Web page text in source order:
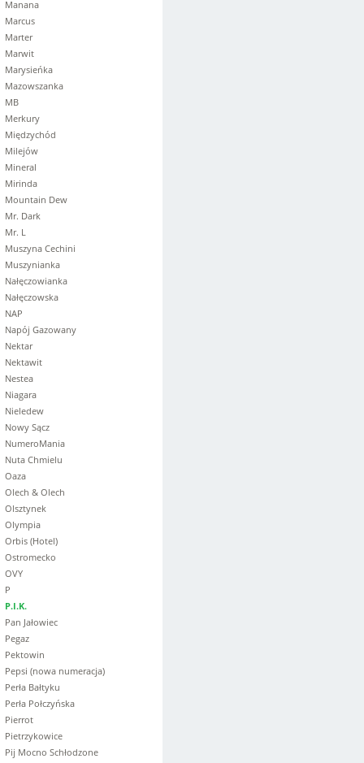
Manana
Marcus
Marter
Marwit
Marysieńka
Mazowszanka
MB
Merkury
Międzychód
Milejów
Mineral
Mirinda
Mountain Dew
Mr. Dark
Mr. L
Muszyna Cechini
Muszynianka
Nałęczowianka
Nałęczowska
NAP
Napój Gazowany
Nektar
Nektawit
Nestea
Niagara
Nieledew
Nowy Sącz
NumeroMania
Nuta Chmielu
Oaza
Olech & Olech
Olsztynek
Olympia
Orbis (Hotel)
Ostromecko
OVY
P
P.I.K.
Pan Jałowiec
Pegaz
Pektowin
Pepsi (nowa numeracja)
Perła Bałtyku
Perła Połczyńska
Pierrot
Pietrzykowice
Pij Mocno Schłodzone